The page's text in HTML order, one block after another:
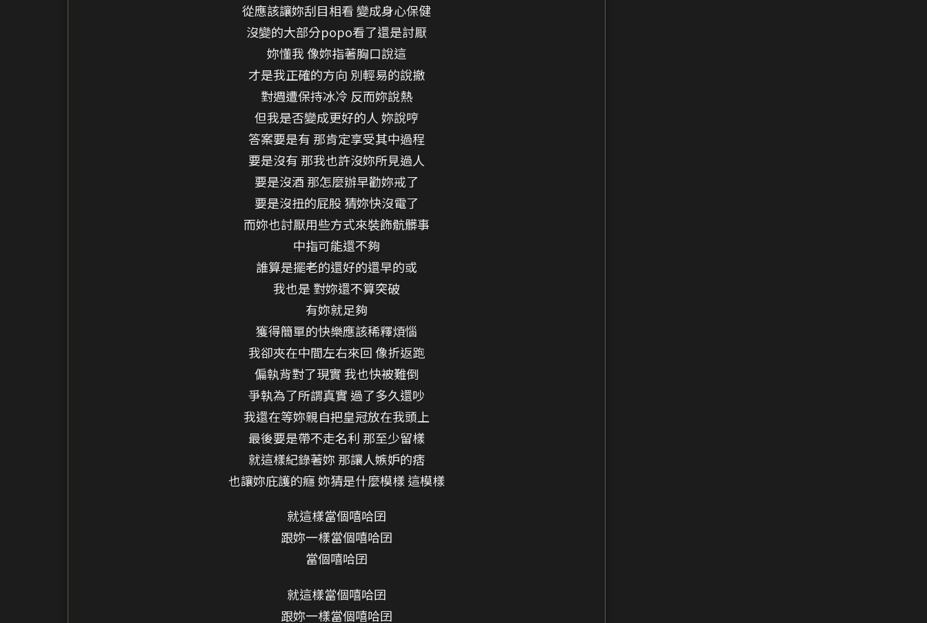
從應該讓妳刮目相看 變成身心保健
沒變的大部分popo看了還是討厭
妳懂我 像妳指著胸口說這
才是我正確的方向 別輕易的說撤
對週遭保持冰冷 反而妳說熱
但我是否變成更好的人 妳說哼
答案要是有 那肯定享受其中過程
要是沒有 那我也許沒妳所見過人
要是沒酒 那怎麼辦早勸妳戒了
要是沒扭的屁股 猜妳快沒電了
而妳也討厭用些方式來裝飾骯髒事
中指可能還不夠
誰算是擺老的還好的還早的或
我也是 對妳還不算突破
有妳就足夠
獲得簡單的快樂應該稀釋煩惱
我卻夾在中間左右來回 像折返跑
偏執背對了現實 我也快被難倒
爭執為了所謂真實 過了多久還吵
我還在等妳親自把皇冠放在我頭上
最後要是帶不走名利 那至少留樣
就這樣紀錄著妳 那讓人嫉妒的痞
也讓妳庇護的癮 妳猜是什麼模樣 這模樣
就這樣當個嘻哈囝
跟妳一樣當個嘻哈囝
當個嘻哈囝
就這樣當個嘻哈囝
跟妳一樣當個嘻哈囝